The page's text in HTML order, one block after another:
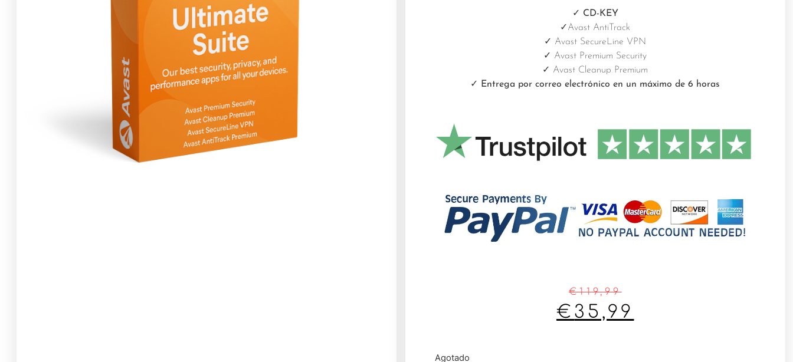
✓ CD-KEY
✓Avast AntiTrack
✓ Avast SecureLine VPN
✓ Avast Premium Security
✓ Avast Cleanup Premium
✓ Entrega por correo electrónico en un máximo de 6 horas
€119,99
€ 35,99
Agotado